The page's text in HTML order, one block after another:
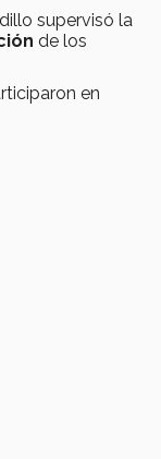
supervisó la
de los
en